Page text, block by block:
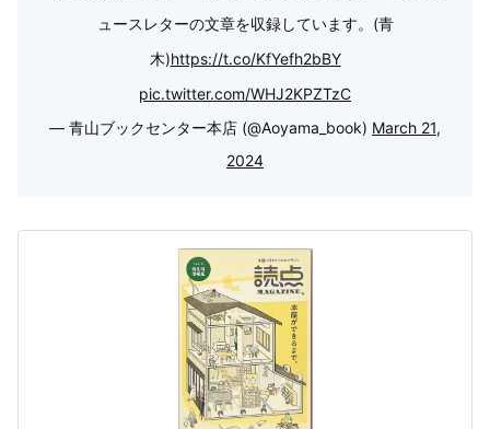
ュースレターの文章を収録しています。(青
木)https://t.co/KfYefh2bBY
pic.twitter.com/WHJ2KPZTzC
— 青山ブックセンター本店 (@Aoyama_book) March 21,
2024